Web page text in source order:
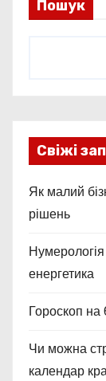
Пошук
Свіжі
Як малий
рішень
енергетика
Гороскоп на
Чи можна
календар